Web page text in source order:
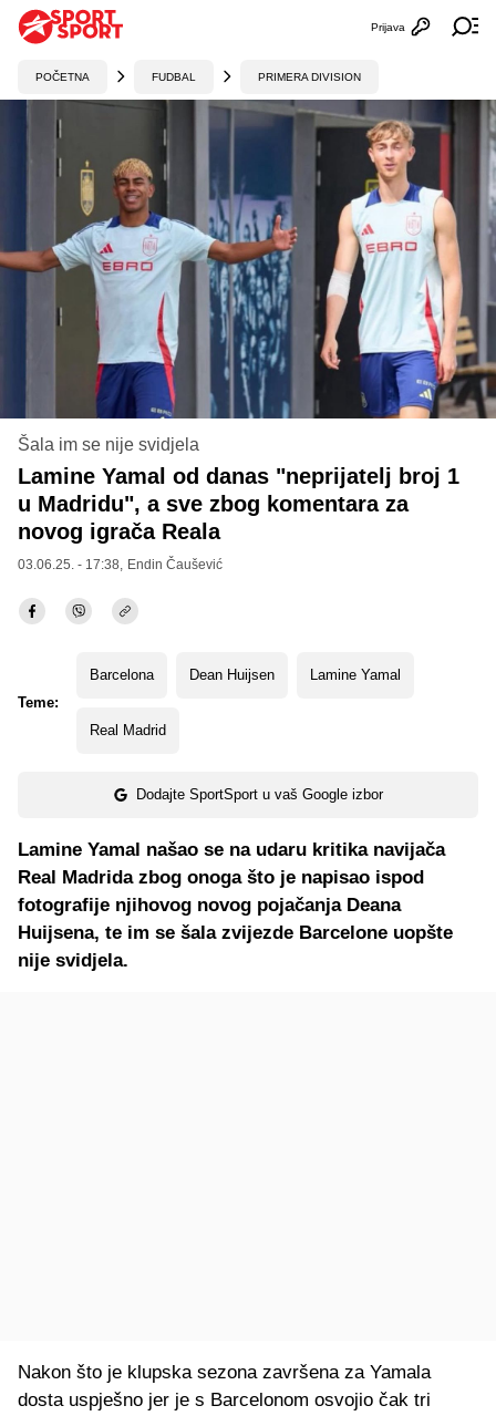
Otvori
Prijava
POČETNA FUDBAL PRIMERA DIVISION
Šala im se nije svidjela
Lamine Yamal od danas "neprijatelj broj 1
u Madridu", a sve zbog komentara za
novog igrača Reala
03.06.25. - 17:38, Endin Čaušević
Teme:
Barcelona Dean Huijsen Lamine Yamal
Real Madrid
Dodajte SportSport u vaš Google izbor
Lamine Yamal našao se na udaru kritika navijača
Real Madrida zbog onoga što je napisao ispod
fotografije njihovog novog pojačanja Deana
Huijsena, te im se šala zvijezde Barcelone uopšte
nije svidjela.
Nakon što je klupska sezona završena za Yamala
dosta uspješno jer je s Barcelonom osvojio čak tri